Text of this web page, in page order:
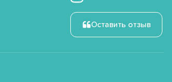
Оставить отзыв